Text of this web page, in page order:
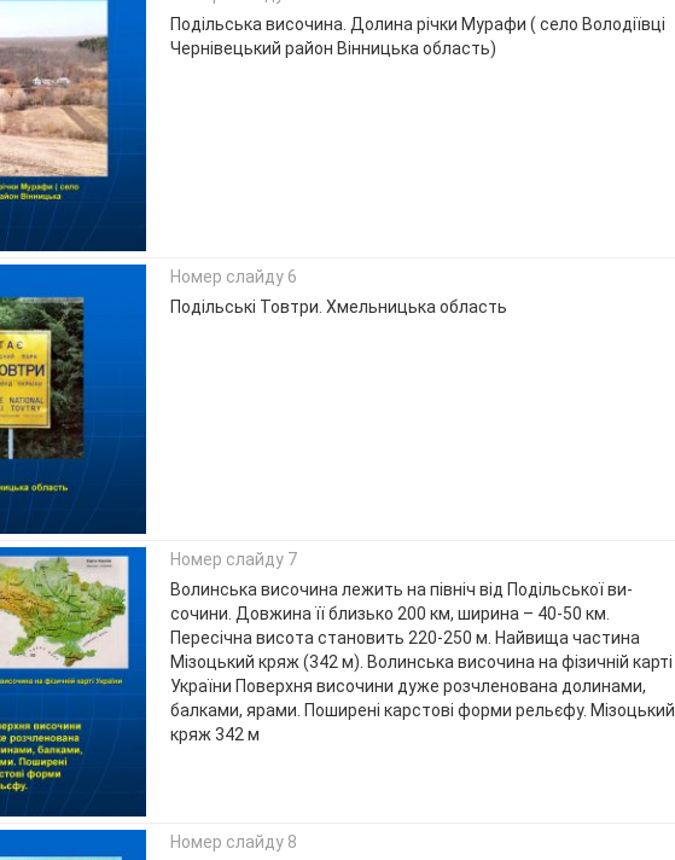
Подільська височина. Долина річки Мурафи ( село Володіївці
Чернівецький район Вінницька область)
Номер слайду 6
Подільські Товтри. Хмельницька область
Номер слайду 7
Волинська височина лежить на північ від Подільської ви-
сочини. Довжина її близько 200 км, ширина – 40-50 км.
Пересічна висота становить 220-250 м. Найвища частина
Мізоцький кряж (342 м). Волинська височина на фізичній карті
України Поверхня височини дуже розчленована долинами,
балками, ярами. Поширені карстові форми рельєфу. Мізоцький
кряж 342 м
Номер слайду 8